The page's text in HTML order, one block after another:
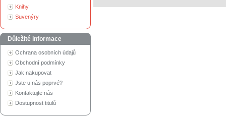
Knihy
Suvenýry
Důležité informace
Ochrana osobních údajů
Obchodní podmínky
Jak nakupovat
Jste u nás poprvé?
Kontaktujte nás
Dostupnost titulů